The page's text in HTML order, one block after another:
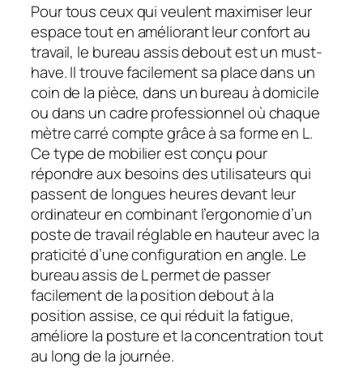
Pour tous ceux qui veulent maximiser leur
espace tout en améliorant leur confort au
travail, le bureau assis debout est un must-
have. Il trouve facilement sa place dans un
coin de la pièce, dans un bureau à domicile
ou dans un cadre professionnel où chaque
mètre carré compte grâce à sa forme en L.
Ce type de mobilier est conçu pour
répondre aux besoins des utilisateurs qui
passent de longues heures devant leur
ordinateur en combinant l’ergonomie d’un
poste de travail réglable en hauteur avec la
praticité d’une configuration en angle. Le
bureau assis de L permet de passer
facilement de la position debout à la
position assise, ce qui réduit la fatigue,
améliore la posture et la concentration tout
au long de la journée.